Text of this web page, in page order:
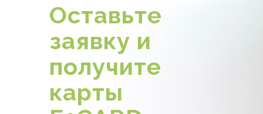
Оставьте
заявку и
получите
карты